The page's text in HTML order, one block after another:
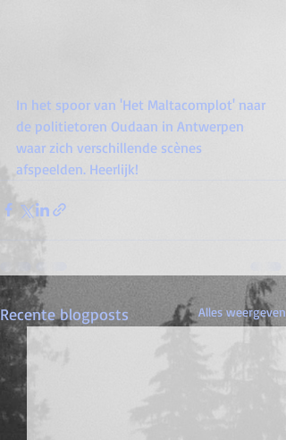
In het spoor van 'Het Maltacomplot' naar
de politietoren Oudaan in Antwerpen
waar zich verschillende scènes
afspeelden. Heerlijk!
Recente blogposts Alles weergeven